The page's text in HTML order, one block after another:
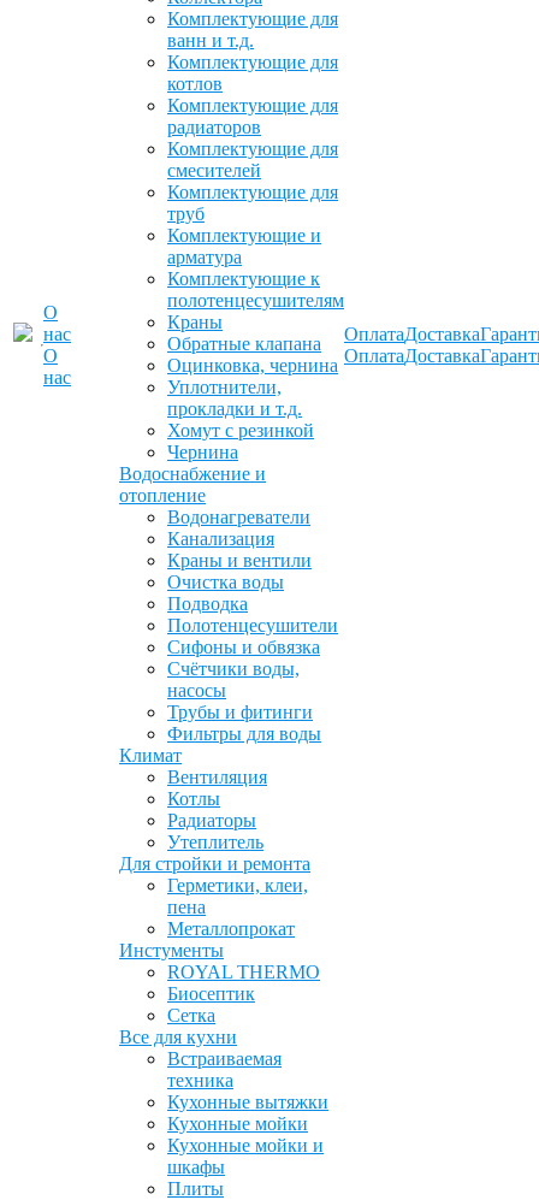
О
нас
О
нас
Комплектующие для
ванн и т.д.
Комплектующие для
котлов
Комплектующие для
радиаторов
Комплектующие для
смесителей
Комплектующие для
труб
Комплектующие и
арматура
Комплектующие к
полотенцесушителям
Краны
Обратные клапана
Оцинковка, чернина
Уплотнители,
прокладки и т.д.
Хомут с резинкой
Чернина
Водоснабжение и
отопление
Водонагреватели
Канализация
Краны и вентили
Очистка воды
Подводка
Полотенцесушители
Сифоны и обвязка
Счётчики воды,
насосы
Трубы и фитинги
Фильтры для воды
Климат
Вентиляция
Котлы
Радиаторы
Утеплитель
Для стройки и ремонта
Герметики, клеи,
пена
Металлопрокат
Инстументы
ROYAL THERMO
Биосептик
Сетка
Все для кухни
Встраиваемая
техника
Кухонные вытяжки
Кухонные мойки
Кухонные мойки и
шкафы
Плиты
Оплата
Оплата
Доставка
Доставка